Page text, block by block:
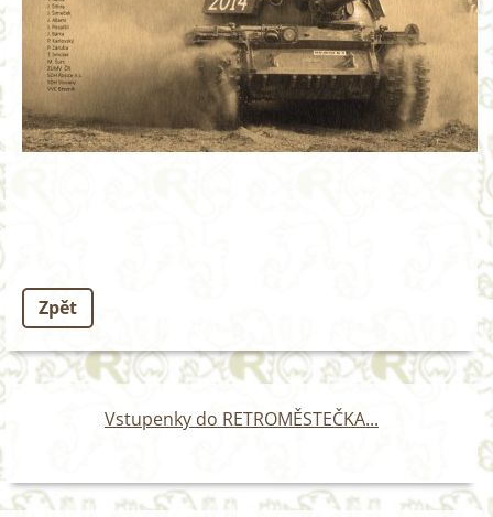
Zpět
Vstupenky do RETROMĚSTEČKA...